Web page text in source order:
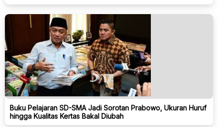
Buku Pelajaran SD-SMA Jadi Sorotan Prabowo, Ukuran Huruf
hingga Kualitas Kertas Bakal Diubah